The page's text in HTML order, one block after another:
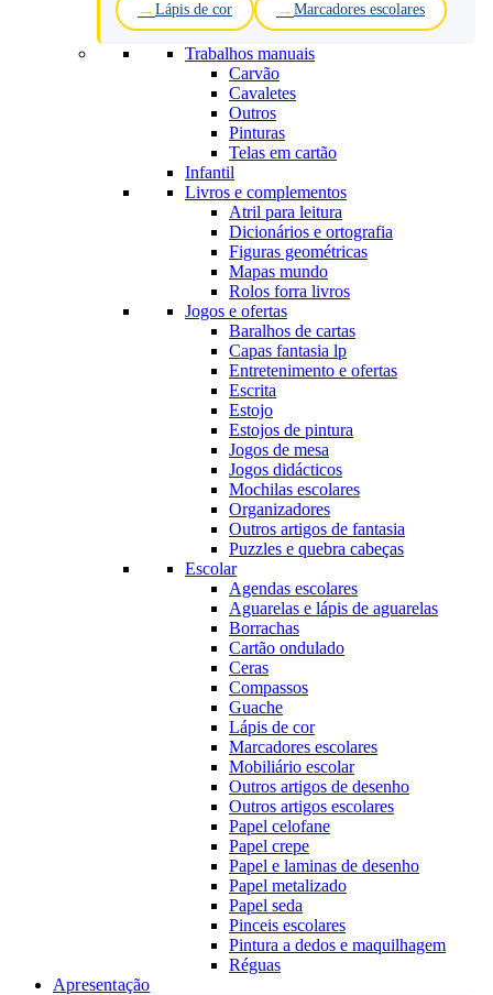
Lápis de cor Marcadores escolares
Trabalhos manuais
Carvão
Cavaletes
Outros
Pinturas
Telas em cartão
Infantil
Livros e complementos
Atril para leitura
Dicionários e ortografia
Figuras geométricas
Mapas mundo
Rolos forra livros
Jogos e ofertas
Baralhos de cartas
Capas fantasia lp
Entretenimento e ofertas
Escrita
Estojo
Estojos de pintura
Jogos de mesa
Jogos didácticos
Mochilas escolares
Organizadores
Outros artigos de fantasia
Puzzles e quebra cabeças
Escolar
Agendas escolares
Aguarelas e lápis de aguarelas
Borrachas
Cartão ondulado
Ceras
Compassos
Guache
Lápis de cor
Marcadores escolares
Mobiliário escolar
Outros artigos de desenho
Outros artigos escolares
Papel celofane
Papel crepe
Papel e laminas de desenho
Papel metalizado
Papel seda
Pinceis escolares
Pintura a dedos e maquilhagem
Réguas
Apresentação